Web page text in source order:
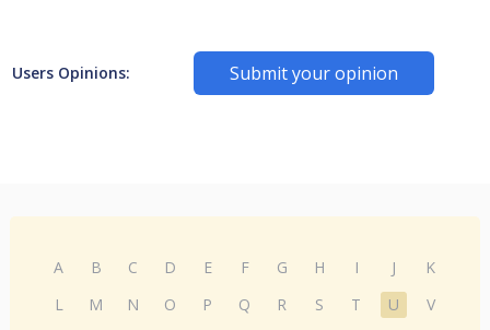
Users Opinions: Submit your opinion
A B C D E F G H I J
K
L
M N O P Q R S T U
V